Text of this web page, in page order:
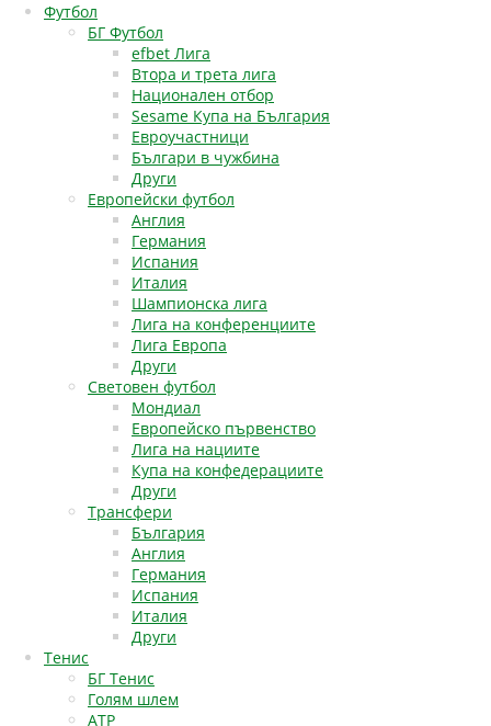
Футбол
БГ Футбол
efbet Лига
Втора и трета лига
Национален отбор
Sesame Купа на България
Евроучастници
Българи в чужбина
Други
Европейски футбол
Англия
Германия
Испания
Италия
Шампионска лига
Лига на конференциите
Лига Европа
Други
Световен футбол
Мондиал
Европейско първенство
Лига на нациите
Купа на конфедерациите
Други
Трансфери
България
Англия
Германия
Испания
Италия
Други
Тенис
БГ Тенис
Голям шлем
АТР